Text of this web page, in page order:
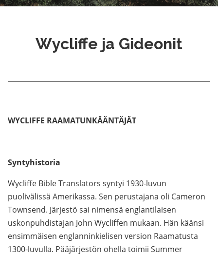
Wycliffe ja Gideonit
WYCLIFFE RAAMATUNKÄÄNTÄJÄT
Syntyhistoria
Wycliffe Bible Translators syntyi 1930-luvun
puolivälissä Amerikassa. Sen perustajana oli Cameron
Townsend. Järjestö sai nimensä englantilaisen
uskonpuhdistajan John Wycliffen mukaan. Hän käänsi
ensimmäisen englanninkielisen version Raamatusta
1300-luvulla. Pääjärjestön ohella toimii Summer